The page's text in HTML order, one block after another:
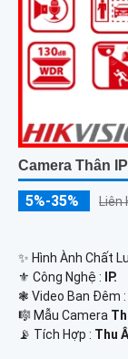
Camera Thân
5%-35% Liên
✨ Hình Ành Chất
⚜️ Công Nghệ :
IP.
❃ Video Ban Đêm :
🎼️ Mẫu Camera
️📡 Tích Hợp : Thu